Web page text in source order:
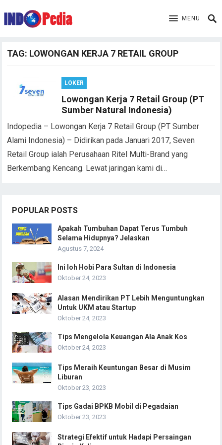
MENU
TAG: LOWONGAN KERJA 7 RETAIL GROUP
LOKER
Lowongan Kerja 7 Retail Group (PT
Sumber Natural Indonesia)
Indopedia – Lowongan Kerja 7 Retail Group (PT Sumber
Alami Indonesia) – Didirikan pada Januari 2017, Seven
Retail Group ialah Perusahaan Ritel Multi-Brand yang
Berkembang Kencang. Lewat jaringan kami di…
POPULAR POSTS
Apakah Tumbuhan Dapat Terus Tumbuh
Selama Hidupnya? Jelaskan
Agustus 7, 2024
Ini loh Hobi Para Sultan di Indonesia
Oktober 24, 2023
Alasan Mendirikan PT Lebih Menguntungkan
Untuk UKM atau Startup
Oktober 24, 2023
Tips Mengelola Keuangan Ala Anak Kos
Oktober 24, 2023
Tips Meraih Keuntungan Besar di Musim
Liburan
Oktober 23, 2023
Tips Gadai BPKB Mobil di Pegadaian
Oktober 23, 2023
Strategi Efektif untuk Hadapi Persaingan